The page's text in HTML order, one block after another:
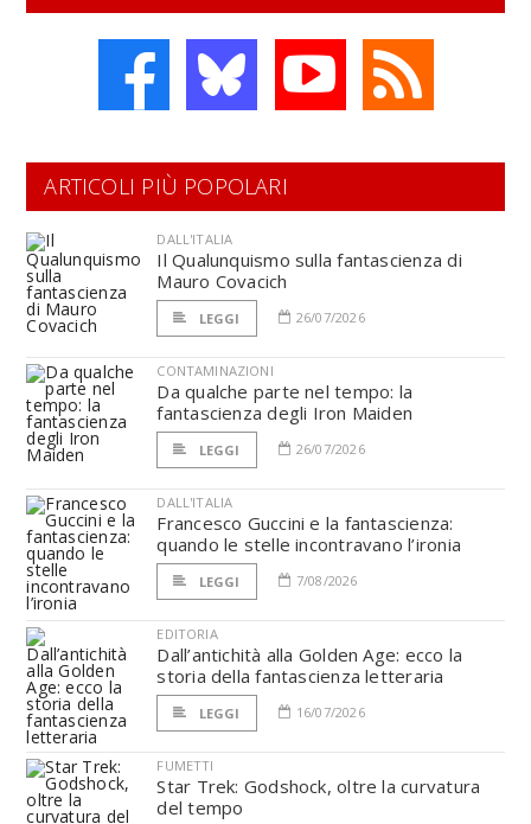
ARTICOLI PIÙ POPOLARI
DALL'ITALIA
Il Qualunquismo sulla fantascienza di
Mauro Covacich
LEGGI 26/07/2026
CONTAMINAZIONI
Da qualche parte nel tempo: la
fantascienza degli Iron Maiden
LEGGI 26/07/2026
DALL'ITALIA
Francesco Guccini e la fantascienza:
quando le stelle incontravano l’ironia
LEGGI 7/08/2026
EDITORIA
Dall’antichità alla Golden Age: ecco la
storia della fantascienza letteraria
LEGGI 16/07/2026
FUMETTI
Star Trek: Godshock, oltre la curvatura
del tempo